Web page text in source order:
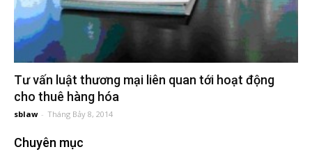
vấn
đầuTư vấn luật thương mại liên quan tới hoạt động
cho thuê hàng hóa
sblaw - Tháng Bảy 8, 2014
Chuyên mục